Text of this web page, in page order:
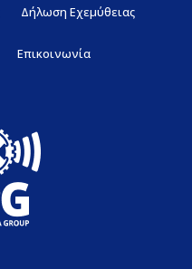
Δήλωση Εχεμύθειας
Επικοινωνία